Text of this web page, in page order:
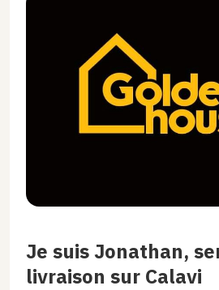
Je suis Jonathan,
livraison sur Calavi